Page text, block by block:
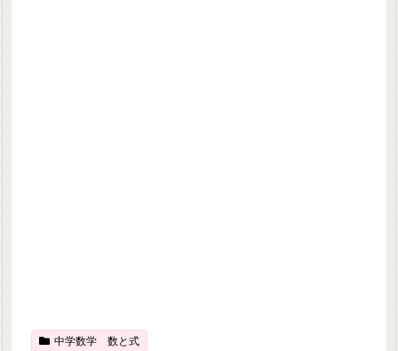
中学数学 数と式